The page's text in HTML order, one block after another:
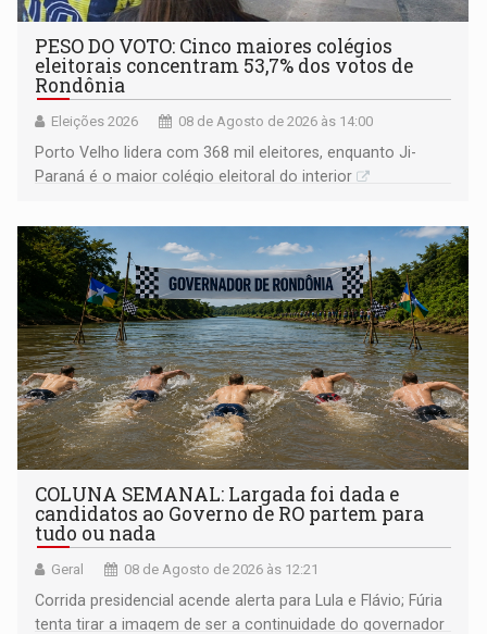
PESO DO VOTO: Cinco maiores colégios
eleitorais concentram 53,7% dos votos de
Rondônia
Eleições 2026 08 de Agosto de 2026 às 14:00
Porto Velho lidera com 368 mil eleitores, enquanto Ji-
Paraná é o maior colégio eleitoral do interior
COLUNA SEMANAL: Largada foi dada e
candidatos ao Governo de RO partem para
tudo ou nada
Geral 08 de Agosto de 2026 às 12:21
Corrida presidencial acende alerta para Lula e Flávio; Fúria
tenta tirar a imagem de ser a continuidade do governador